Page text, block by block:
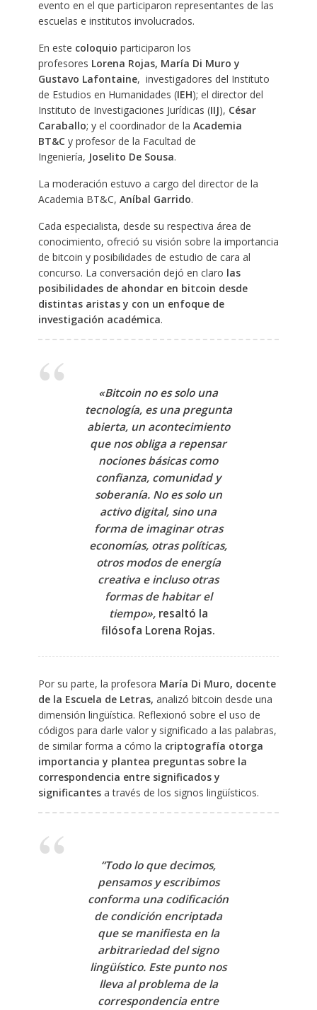
evento en el que participaron representantes de las
escuelas e institutos involucrados.
En este coloquio participaron los
profesores Lorena Rojas, María Di Muro y
Gustavo Lafontaine, investigadores del Instituto
de Estudios en Humanidades (IEH); el director del
Instituto de Investigaciones Jurídicas (IIJ), César
Caraballo; y el coordinador de la Academia
BT&Cy profesor de la Facultad de
Ingeniería, Joselito De Sousa.
La moderación estuvo a cargo del director de la
Academia BT&C, Aníbal Garrido.
Cada especialista, desde su respectiva área de
conocimiento, ofreció su visión sobre la importancia
de bitcoin y posibilidades de estudio de cara al
concurso. La conversación dejó en claro las
posibilidades de ahondar en bitcoin desde
distintas aristas y con un enfoque de
investigación académica.
«Bitcoin no es solo una
tecnología, es una pregunta
abierta, un acontecimiento
que nos obliga a repensar
nociones básicas como
confianza, comunidad y
soberanía. No es solo un
activo digital, sino una
forma de imaginar otras
economías, otras políticas,
otros modos de energía
creativa e incluso otras
formas de habitar el
tiempo»,resaltó la
filósofa Lorena Rojas.
Por su parte, la profesora María Di Muro, docente
de la Escuela de Letras, analizó bitcoin desde una
dimensión lingüística. Reflexionó sobre el uso de
códigos para darle valor y significado a las palabras,
de similar forma a cómo la criptografía otorga
importancia y plantea preguntas sobre la
correspondencia entre significados y
significantesa través de los signos lingüísticos.
“Todo lo que decimos,
pensamos y escribimos
conforma una codificación
de condición encriptada
que se manifiesta en la
arbitrariedad del signo
lingüístico. Este punto nos
lleva al problema de la
correspondencia entre